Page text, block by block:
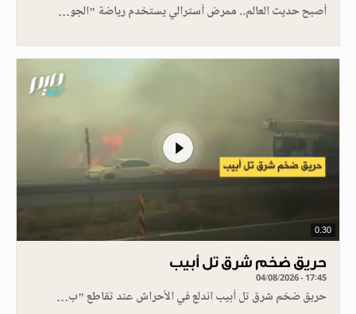
أصبح حديث العالم.. ممرض أسترالي يستخدم رياضة "الجو…
0.30
حريق ضخم شرق تل أبيب
04/08/2026 - 17:45
حريق ضخم شرق تل أبيب اندلع في الأحراش عند تقاطع "ب…